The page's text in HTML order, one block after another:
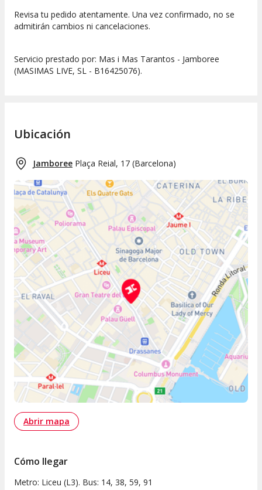
Revisa tu pedido atentamente. Una vez confirmado, no se
admitirán cambios ni cancelaciones.
Servicio prestado por: Mas i Mas Tarantos - Jamboree
(MASIMAS LIVE, SL - B16425076).
Ubicación
Jamboree Plaça Reial, 17 (Barcelona)
Abrir mapa
Cómo llegar
Metro: Liceu (L3). Bus: 14, 38, 59, 91